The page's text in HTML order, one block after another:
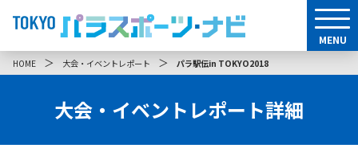
MENU
HOME ＞ 大会・イベントレポート ＞ パラ駅伝in TOKYO2018
大会・イベントレポート詳細